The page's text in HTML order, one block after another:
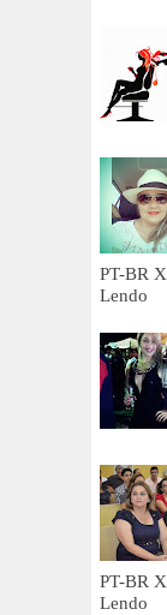
PT-BR
Lendo
PT-BR
Lendo